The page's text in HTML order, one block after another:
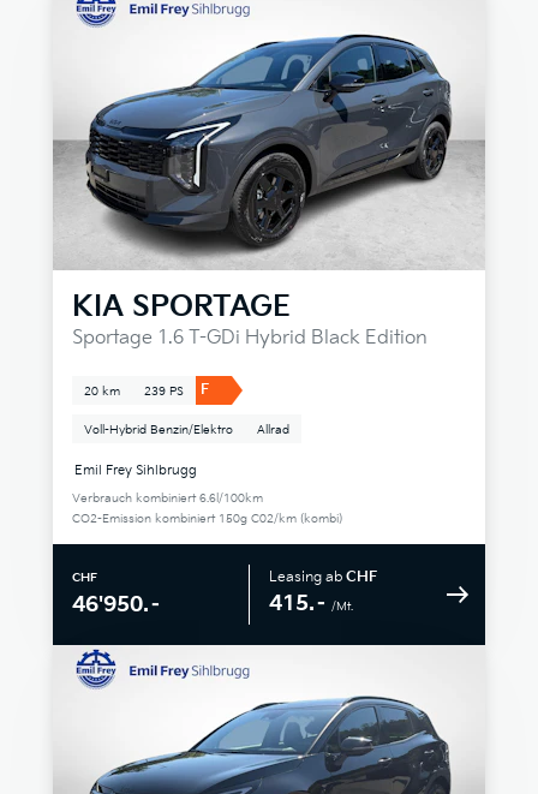
KIA SPORTAGE
Sportage 1.6 T-GDi Hybrid Black Edition
20 km 239 PS F
Voll-Hybrid Benzin/Elektro Allrad
Emil Frey Sihlbrugg
Verbrauch kombiniert 6.6l/100km
CO2-Emission kombiniert 150g C02/km (kombi)
CHF
46'950.–
Leasing ab CHF
415.– /Mt.